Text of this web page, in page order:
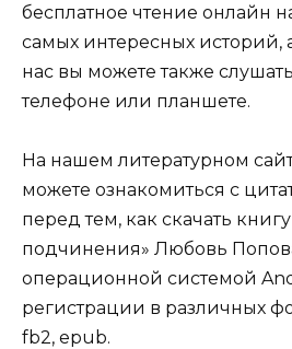
бесплатное чтение онлайн
самых интересных историй,
нас вы можете также
телефоне или планшете.
На нашем литературном
можете ознакомиться с
перед тем, как скачать
подчинения» Любовь
операционной системой
регистрации в различных
fb2, epub.